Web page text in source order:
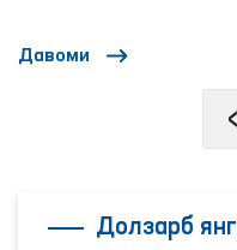
Давоми
‹
Долзарб